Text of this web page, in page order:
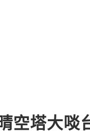
空塔大啖